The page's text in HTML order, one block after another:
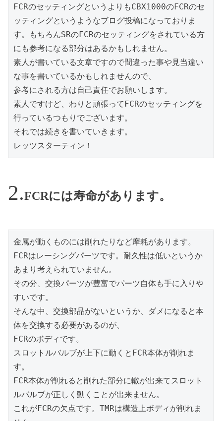
FCRのセッティングというよりもCBX1000のFCRのセ
ッティングというようなブログ投稿になっておりま
す。もちろんSRのFCRのセッティングをされている方
にも参考になる部分はあるかもしれません。
素人が書いている文章ですので間違った事や見当違い
な事を書いているかもしれませんので、
参考にされる方は自己責任でお願いします。
素人ですけど、わりと頑張ってFCRのセッティングを
行っているつもりでございます。
それでは続きを書いていきます。
レッツスターティン！
FCRには寿命があります。
金属が動くものには削れたりなど摩耗があります。
FCRはレーシングパーツです。耐久性は低いというか
あまり考えられていません。
その分、交換パーツが豊富でパーツ自体も手に入りや
すいです。
そんな中、交換部品がないというか、ダメになると本
体を交換する必要があるのが、
FCRのボディです。
スロットルバルブが上下に動くとFCR本体が削れま
す。
FCR本体が削れると削れた部分に轍が出来てスロット
ルバルブが正しく動くことが出来ません。
これがFCRの欠点です。TMRは構造上ボディが削れま